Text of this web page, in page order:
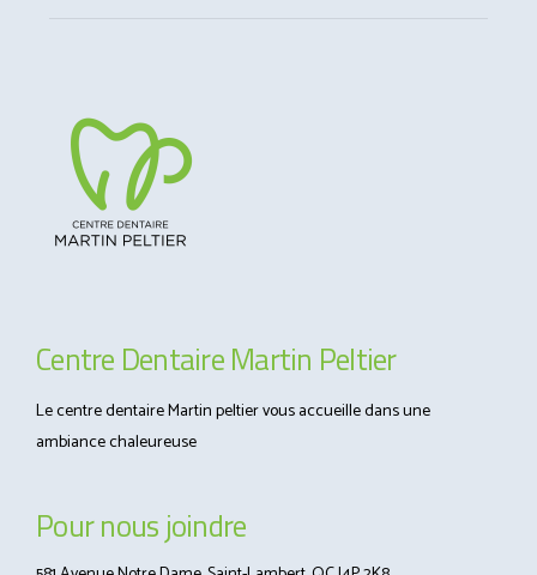
Centre Dentaire Martin Peltier
Le centre dentaire Martin peltier vous accueille dans une
ambiance chaleureuse
Pour nous joindre